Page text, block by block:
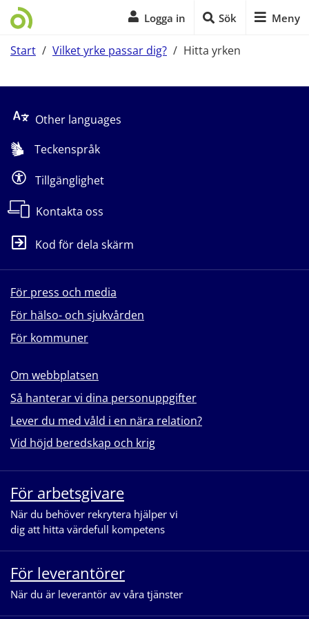
Logga in Sök Meny
Start / Vilket yrke passar dig? / Hitta yrken
Other languages
Teckenspråk
Tillgänglighet
Kontakta oss
Kod för dela skärm
För press och media
För hälso- och sjukvården
För kommuner
Om webbplatsen
Så hanterar vi dina personuppgifter
Lever du med våld i en nära relation?
Vid höjd beredskap och krig
För arbetsgivare
När du behöver rekrytera hjälper vi
dig att hitta värdefull kompetens
För leverantörer
När du är leverantör av våra tjänster